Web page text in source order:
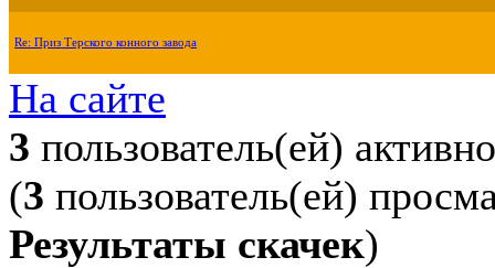
Re: Приз Терского конного завода
На сайте
3 пользователь(ей) активно
(3 пользователь(ей)
Результаты скачек)